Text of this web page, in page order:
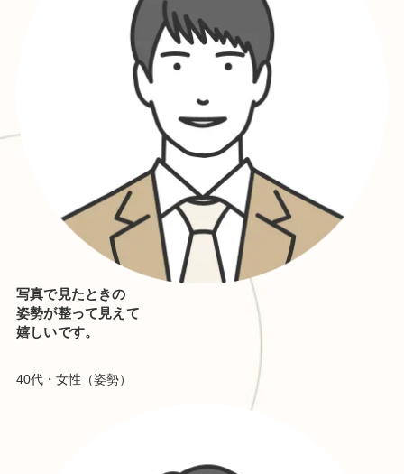
写真で見たときの
姿勢が整って見えて
嬉しいです。
40代・女性（姿勢）